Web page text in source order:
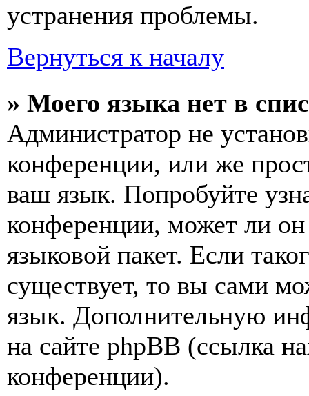
устранения проблемы.
Вернуться к началу
» Моего языка нет в
Администратор не
конференции, или же
ваш язык. Попробуйте
конференции, может ли
языковой пакет. Если
существует, то вы сами
язык. Дополнительную
на сайте phpBB (ссылка
конференции).